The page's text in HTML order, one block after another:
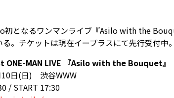
初となるワンマンライブ『Asilo with the
。チケットは現在イープラスにて先行受付中。
MAN LIVE 『Asilo with the Bouquet』
10日(日) 渋谷WWW
/ START 17:30